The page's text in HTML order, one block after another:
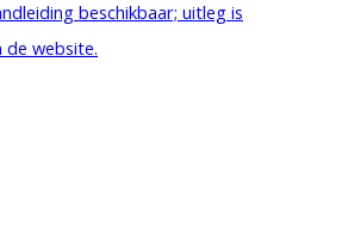
beschikbaar; uitleg is
website.